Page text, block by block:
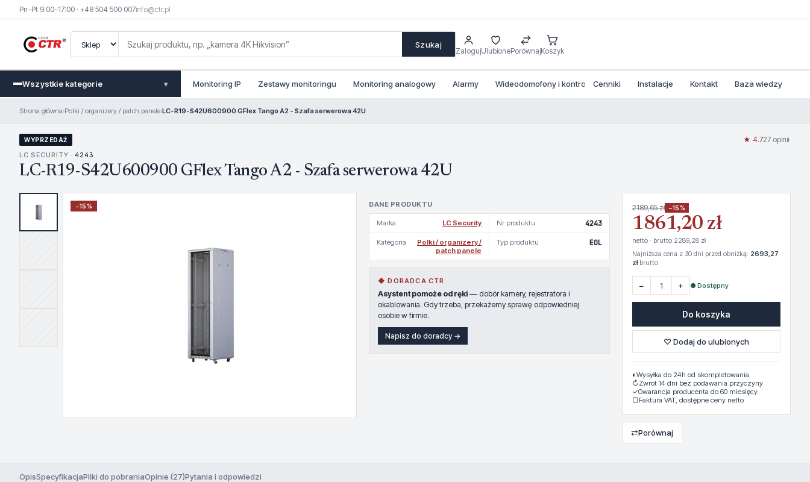
Pn–Pt 9:00–17:00 · +48 504 500 007info@ctr.pl
Szukaj
ZalogujUlubionePorównajKoszyk
Wszystkie kategorie ▾ Monitoring IP Zestawy monitoringu Monitoring analogowy Alarmy Wideodomofony i kontrola dostepu
Cenniki Instalacje Kontakt Baza wiedzy
Strona główna›Polki / organizery / patch panele›LC-R19-S42U600900 GFlex Tango A2 - Szafa serwerowa 42U
WYPRZEDAŻ
LC SECURITY · 4243
LC-R19-S42U600900 GFlex Tango A2 - Szafa serwerowa 42U
★ 4.727 opinii·
−15% DANE PRODUKTU
Marka LC Security Nr produktu 4243
Kategoria
Polki / organizery /
patch panele
Typ produktu EOL
◆ DORADCA CTR
Asystent pomoże od ręki — dobór kamery, rejestratora i
okablowania. Gdy trzeba, przekażemy sprawę odpowiedniej
osobie w firmie.
Napisz do doradcy →
2189,65 zł −15%
1861,20 zł
netto · brutto 2289,28 zł
Najniższa cena z 30 dni przed obniżką: 2693,27
złbrutto
− + ● Dostępny
Do koszyka
♡ Dodaj do ulubionych
◐ Wysyłka do 24h od skompletowania.
↻Zwrot 14 dni bez podawania przyczyny
✓Gwarancja producenta do 60 miesięcy
▢Faktura VAT, dostępne ceny netto
⇄Porównaj
OpisSpecyfikacjaPliki do pobraniaOpinie (27)Pytania i odpowiedzi